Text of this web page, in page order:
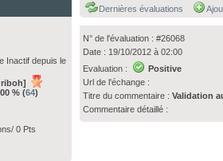
Inactif depuis le
% (64)
0 Pts
Dernières évaluations
N° de l'évaluation : #26068
Date : 19/10/2012 à 02:00
Evaluation :
Positive
Url de l'échange :
Titre du commentaire :Validation
Commentaire détaillé :